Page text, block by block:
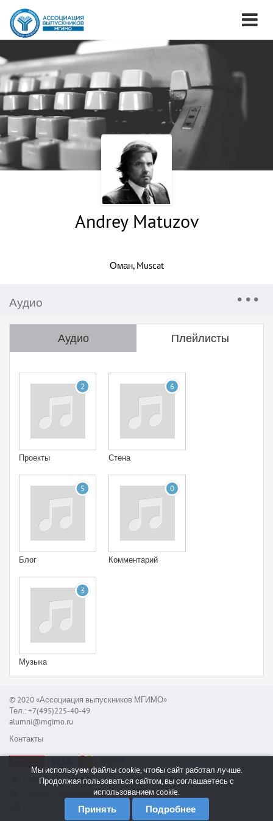
Andrey Matuzov
Оман, Muscat
Аудио
Аудио Плейлисты
2
Проекты
6
Стена
5
Блог
0
Комментарий
3
Музыка
© 2020 «Ассоциация выпускников МГИМО»
Тел.: +7(495)225-40-49
alumni@mgimo.ru
Контакты
Сообщить об ошибке
Мы используем файлы cookie, чтобы сайт работал лучше.
Продолжая пользоваться сайтом, вы соглашаетесь с
использованием cookie.
Принять Подробнее